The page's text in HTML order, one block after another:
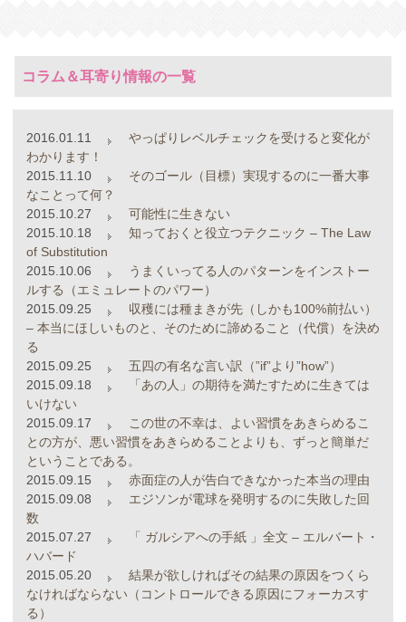
コラム＆耳寄り情報の一覧
2016.01.11
やっぱりレベルチェックを受けると変化が
わかります！
2015.11.10
そのゴール（目標）実現するのに一番大事
なことって何？
2015.10.27
可能性に生きない
2015.10.18
知っておくと役立つテクニック – The Law
of Substitution
2015.10.06
うまくいってる人のパターンをインストー
ルする（エミュレートのパワー）
2015.09.25
収穫には種まきが先（しかも100%前払い）
– 本当にほしいものと、そのために諦めること（代償）を決め
る
2015.09.25
五四の有名な言い訳（”if”より”how”）
2015.09.18
「あの人」の期待を満たすために生きては
いけない
2015.09.17
この世の不幸は、よい習慣をあきらめるこ
との方が、悪い習慣をあきらめることよりも、ずっと簡単だ
ということである。
2015.09.15
赤面症の人が告白できなかった本当の理由
2015.09.08
エジソンが電球を発明するのに失敗した回
数
2015.07.27
「 ガルシアへの手紙 」全文 – エルバート・
ハバード
2015.05.20
結果が欲しければその結果の原因をつくら
なければならない（コントロールできる原因にフォーカスす
る）